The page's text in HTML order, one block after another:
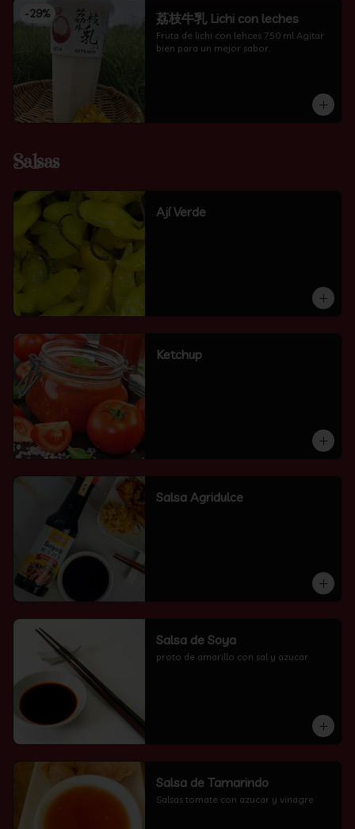
-29% 荔枝牛乳 Lichi con leches
Fruta de lichi con lehces 750 ml Agitar
bien para un mejor sabor.
Salsas
Ají Verde
Ketchup
Salsa Agridulce
Salsa de Soya
proto de amarillo con sal y azucar
Salsa de Tamarindo
Salsas tomate con azucar y vinagre